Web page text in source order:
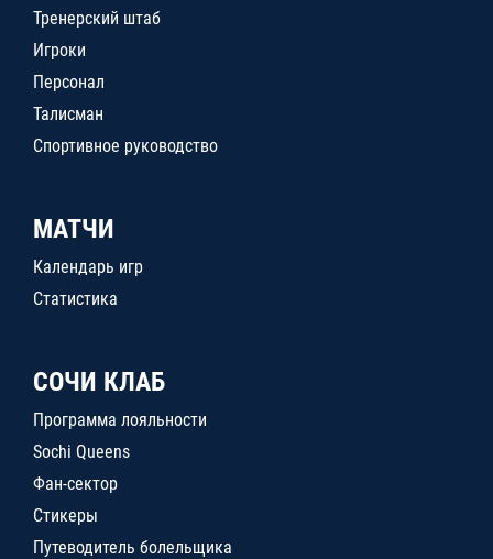
Тренерский штаб
Игроки
Персонал
Талисман
Спортивное руководство
МАТЧИ
Календарь игр
Статистика
СОЧИ КЛАБ
Программа лояльности
Sochi Queens
Фан-сектор
Стикеры
Путеводитель болельщика